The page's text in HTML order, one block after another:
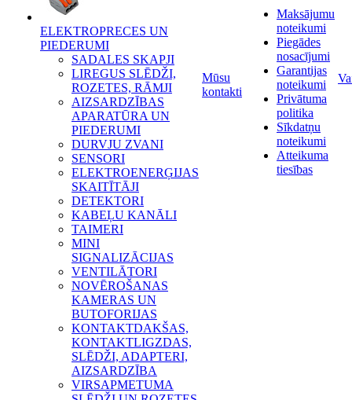
ELEKTROPRECES UN
PIEDERUMI
SADALES SKAPJI
LIREGUS SLĒDŽI,
ROZETES, RĀMJI
AIZSARDZĪBAS
APARATŪRA UN
PIEDERUMI
DURVJU ZVANI
SENSORI
ELEKTROENERĢIJAS
SKAITĪTĀJI
DETEKTORI
KABEĻU KANĀLI
TAIMERI
MINI
SIGNALIZĀCIJAS
VENTILĀTORI
NOVĒROŠANAS
KAMERAS UN
BUTOFORIJAS
KONTAKTDAKŠAS,
KONTAKTLIGZDAS,
SLĒDŽI, ADAPTERI,
AIZSARDZĪBA
VIRSAPMETUMA
Mūsu
kontakti
Maksājumu
noteikumi
Piegādes
nosacījumi
Garantijas
noteikumi
Privātuma
politika
Sīkdatņu
noteikumi
Atteikuma
tiesības